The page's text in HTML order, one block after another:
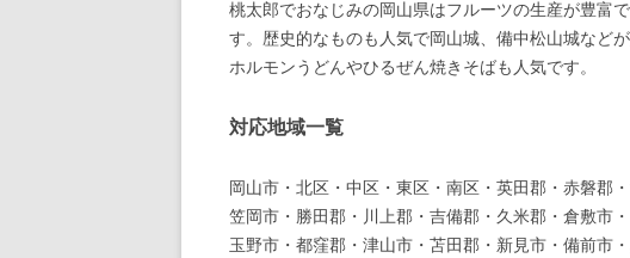
桃太郎でおなじみの岡山県はフルーツの生産が豊富
す。歴史的なものも人気で岡山城、備中松山城など
ホルモンうどんやひるぜん焼きそばも人気です。
対応地域一覧
岡山市・北区・中区・東区・南区・英田郡・赤磐郡
笠岡市・勝田郡・川上郡・吉備郡・久米郡・倉敷市
玉野市・都窪郡・津山市・苫田郡・新見市・備前市